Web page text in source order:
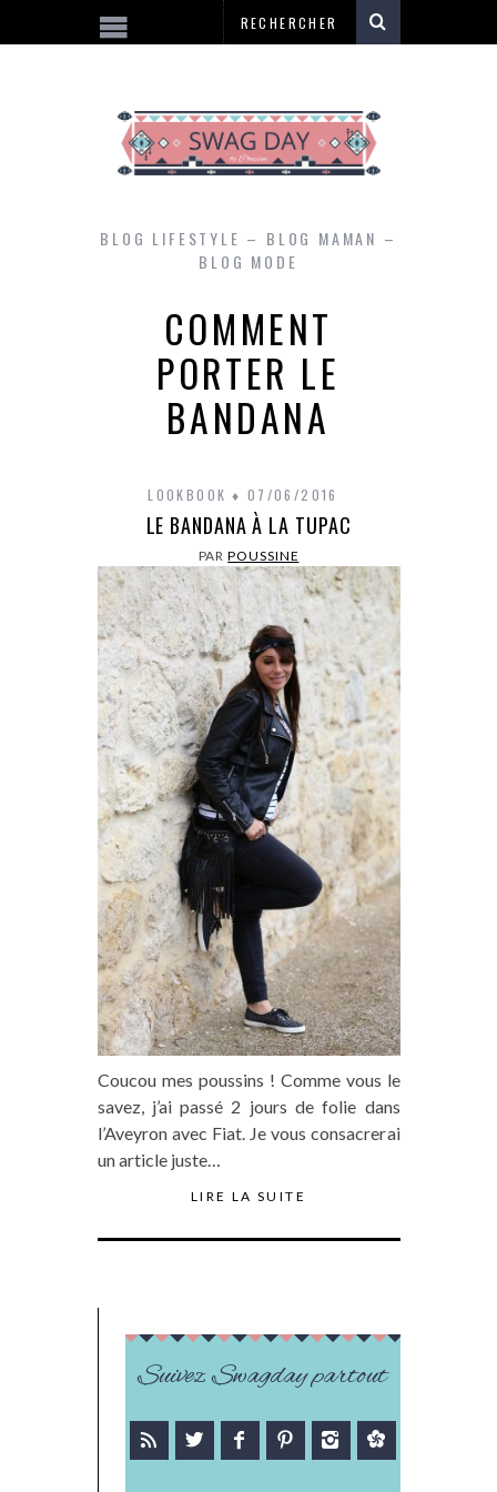
BLOG LIFESTYLE – BLOG MAMAN –
BLOG MODE
COMMENT
PORTER LE
BANDANA
LOOKBOOK 07/06/2016
LE BANDANA À LA TUPAC
PARPOUSSINE
Coucou mes poussins ! Comme vous le
savez, j’ai passé 2 jours de folie dans
l’Aveyron avec Fiat. Je vous consacrerai
un article juste…
LIRE LA SUITE
Suivez Swagday partout